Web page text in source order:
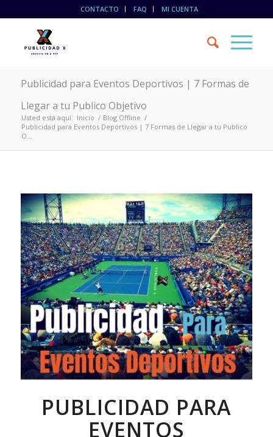
CONTACTO FAQ MI CUENTA
Publicidad para Eventos Deportivos | 7 Formas de
Llegar a tu Publico Objetivo
Usted está aquí: Inicio / Blog Offline /
Publicidad para Eventos Deportivos | 7 Formas de Llegar a tu Publico
O...
PUBLICIDAD PARA
EVENTOS